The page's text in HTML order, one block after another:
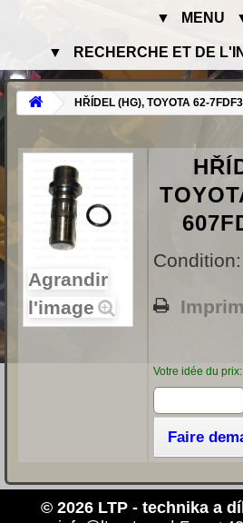
▼ MENU
▼ RECHERCHE ET DE
HŘÍDEL (HG), TOYOTA 62-
Agrandir
l'image
Condition:
Votre idée du prix:
Faire
© 2026 LTP - technika a